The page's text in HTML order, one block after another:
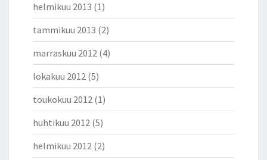
helmikuu 2013 (1)
tammikuu 2013 (2)
marraskuu 2012 (4)
lokakuu 2012 (5)
toukokuu 2012 (1)
huhtikuu 2012 (5)
helmikuu 2012 (2)